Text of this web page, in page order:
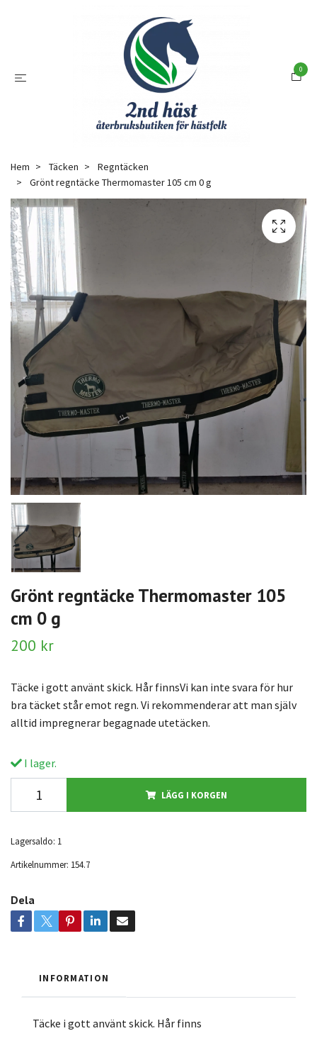
0
Hem Täcken
Regntäcken
Grönt regntäcke Thermomaster 105 cm 0 g
Grönt regntäcke Thermomaster 105
cm 0 g
200 kr
Täcke i gott använt skick. Hår finnsVi kan inte svara för hur
bra täcket står emot regn. Vi rekommenderar att man själv
alltid impregnerar begagnade utetäcken.
I lager.
LÄGG I KORGEN
Lagersaldo: 1
Artikelnummer: 154.7
Dela
INFORMATION
Täcke i gott använt skick. Hår finns